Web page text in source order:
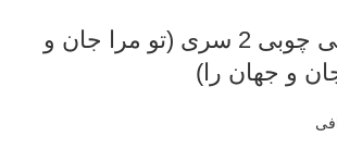
حروف کالیگرافی چوبی 2 سری (تو مرا جان و
و جهان را)